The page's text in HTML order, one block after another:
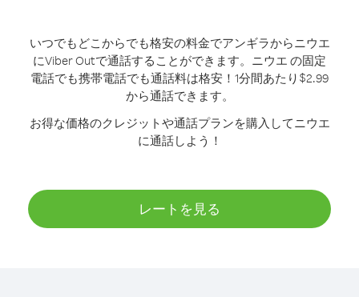
いつでもどこからでも格安の料金でアンギラからニウエ
にViber Outで通話することができます。 ニウエ の固定
電話でも携帯電話でも通話料は格安！1分間あたり$2.99
から通話できます。
お得な価格のクレジットや通話プランを購入してニウエ
に通話しよう！
レートを見る